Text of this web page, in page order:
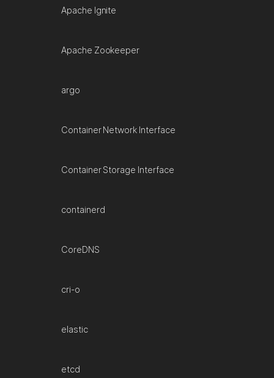
Apache Ignite
Apache Zookeeper
argo
Container Network Interface
Container Storage Interface
containerd
CoreDNS
cri-o
elastic
etcd